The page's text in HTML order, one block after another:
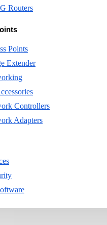
Routers
Points
Extender
Controllers
Adapters
PROX.CARDS 10PCS AP9370-10
ACC